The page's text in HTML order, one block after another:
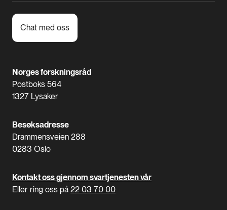
Chat med oss
Norges forskningsråd
Postboks 564
1327 Lysaker
Besøksadresse
Drammensveien 288
0283 Oslo
Kontakt oss gjennom svartjenesten vår
Eller ring oss på 22 03 70 00